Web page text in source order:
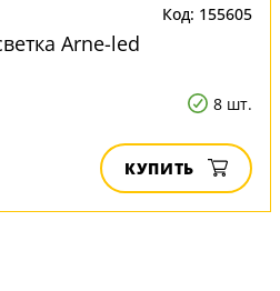
Код: 155605
Arne-led
8 шт.
КУПИТЬ